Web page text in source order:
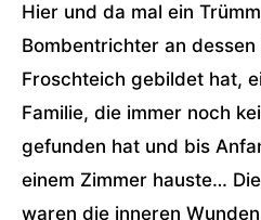
Hier und da mal ein
Bombentrichter an dessen
Froschteich gebildet hat,
Familie, die immer noch
gefunden hat und bis
einem Zimmer hauste…
waren die inneren